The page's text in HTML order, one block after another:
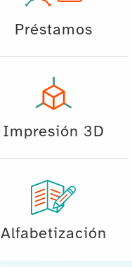
Préstamos
Impresión 3D
Alfabetización